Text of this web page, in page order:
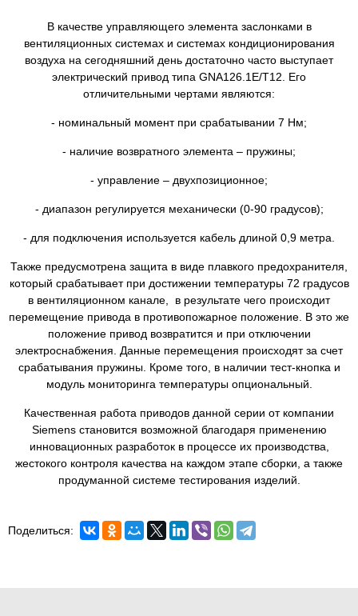
В качестве управляющего элемента заслонками в
вентиляционных системах и системах кондиционирования
воздуха на сегодняшний день достаточно часто выступает
электрический привод типа GNA126.1E/T12. Его
отличительными чертами являются:
- номинальный момент при срабатывании 7 Нм;
- наличие возвратного элемента – пружины;
- управление – двухпозиционное;
- диапазон регулируется механически (0-90 градусов);
- для подключения используется кабель длиной 0,9 метра.
Также предусмотрена защита в виде плавкого предохранителя,
который срабатывает при достижении температуры 72 градусов
в вентиляционном канале, в результате чего происходит
перемещение привода в противопожарное положение. В это же
положение привод возвратится и при отключении
электроснабжения. Данные перемещения происходят за счет
срабатывания пружины. Кроме того, в наличии тест-кнопка и
модуль мониторинга температуры опциональный.
Качественная работа приводов данной серии от компании
Siemens становится возможной благодаря применению
инновационных разработок в процессе их производства,
жестокого контроля качества на каждом этапе сборки, а также
продуманной системе тестирования изделий.
Поделиться: